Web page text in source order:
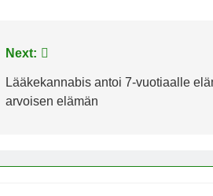
Next:
Lääkekannabis antoi 7-vuotiaalle
arvoisen elämän